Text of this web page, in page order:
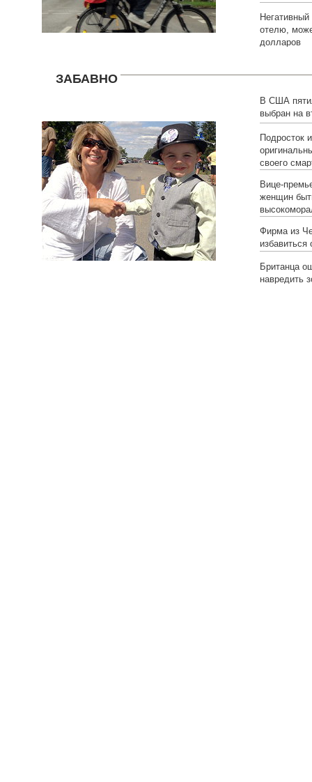
отелю,
долларов
ЗАБАВНО
В США
выбран на
Подросток
своего
Вице-
женщин
Фирма из
избавиться
Британца
навредить